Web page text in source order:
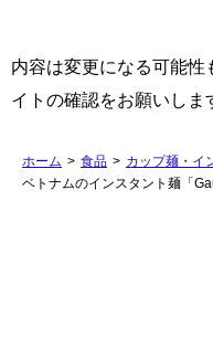
内容は変更になる可能性
イトの確認をお願いしま
ホーム > 食品 > カップ麺・イ
ベトナムのインスタント麺「